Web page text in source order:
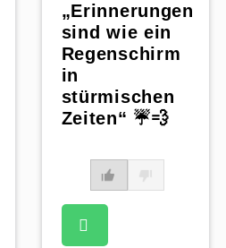
„Erinnerungen
sind wie ein
Regenschirm
in
stürmischen
Zeiten“ ☔💨